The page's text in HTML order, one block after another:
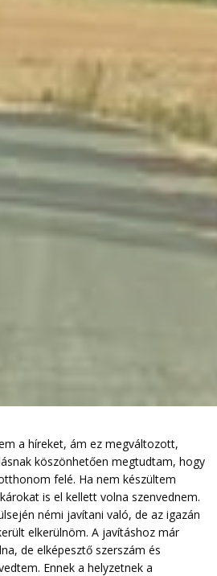
a híreket, ám ez megváltozott,
köszönhetően megtudtam, hogy
felé. Ha nem készültem
is el kellett volna szenvednem.
némi javítani való, de az igazán
elkerülnöm. A javításhoz már
de elképesztő szerszám és
Ennek a helyzetnek a